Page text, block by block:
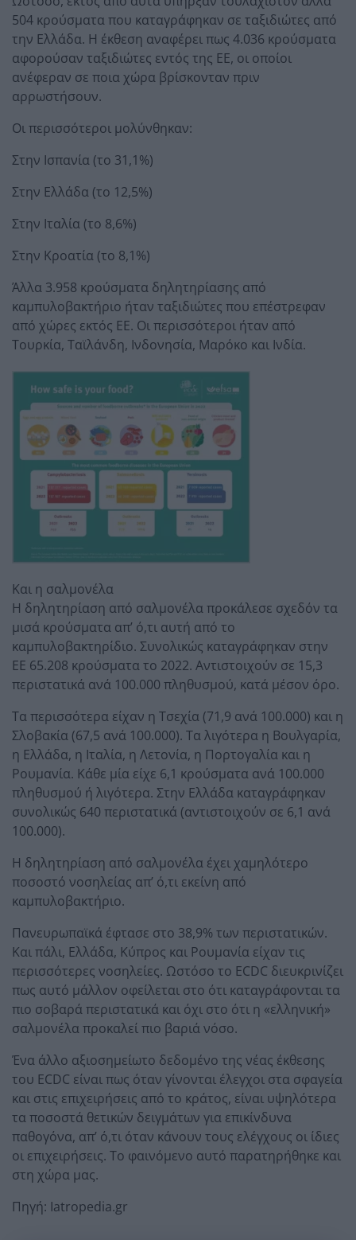
504 κρούσματα που καταγράφηκαν σε ταξιδιώτες από
την Ελλάδα. Η έκθεση αναφέρει πως 4.036 κρούσματα
αφορούσαν ταξιδιώτες εντός της ΕΕ, οι οποίοι
ανέφεραν σε ποια χώρα βρίσκονταν πριν
αρρωστήσουν.
Οι περισσότεροι μολύνθηκαν:
Στην Ισπανία (το 31,1%)
Στην Ελλάδα (το 12,5%)
Στην Ιταλία (το 8,6%)
Στην Κροατία (το 8,1%)
Άλλα 3.958 κρούσματα δηλητηρίασης από
καμπυλοβακτήριο ήταν ταξιδιώτες που επέστρεφαν
από χώρες εκτός ΕΕ. Οι περισσότεροι ήταν από
Τουρκία, Ταϊλάνδη, Ινδονησία, Μαρόκο και Ινδία.
Και η σαλμονέλα
Η δηλητηρίαση από σαλμονέλα προκάλεσε σχεδόν τα
μισά κρούσματα απ’ ό,τι αυτή από το
καμπυλοβακτηρίδιο. Συνολικώς καταγράφηκαν στην
ΕΕ 65.208 κρούσματα το 2022. Αντιστοιχούν σε 15,3
περιστατικά ανά 100.000 πληθυσμού, κατά μέσον όρο.
Τα περισσότερα είχαν η Τσεχία (71,9 ανά 100.000) και η
Σλοβακία (67,5 ανά 100.000). Τα λιγότερα η Βουλγαρία,
η Ελλάδα, η Ιταλία, η Λετονία, η Πορτογαλία και η
Ρουμανία. Κάθε μία είχε 6,1 κρούσματα ανά 100.000
πληθυσμού ή λιγότερα. Στην Ελλάδα καταγράφηκαν
συνολικώς 640 περιστατικά (αντιστοιχούν σε 6,1 ανά
100.000).
Η δηλητηρίαση από σαλμονέλα έχει χαμηλότερο
ποσοστό νοσηλείας απ’ ό,τι εκείνη από
καμπυλοβακτήριο.
Πανευρωπαϊκά έφτασε στο 38,9% των περιστατικών.
Και πάλι, Ελλάδα, Κύπρος και Ρουμανία είχαν τις
περισσότερες νοσηλείες. Ωστόσο το ECDC διευκρινίζει
πως αυτό μάλλον οφείλεται στο ότι καταγράφονται τα
πιο σοβαρά περιστατικά και όχι στο ότι η «ελληνική»
σαλμονέλα προκαλεί πιο βαριά νόσο.
Ένα άλλο αξιοσημείωτο δεδομένο της νέας έκθεσης
του ECDC είναι πως όταν γίνονται έλεγχοι στα σφαγεία
και στις επιχειρήσεις από το κράτος, είναι υψηλότερα
τα ποσοστά θετικών δειγμάτων για επικίνδυνα
παθογόνα, απ’ ό,τι όταν κάνουν τους ελέγχους οι ίδιες
οι επιχειρήσεις. Το φαινόμενο αυτό παρατηρήθηκε και
στη χώρα μας.
Πηγή: Iatropedia.gr